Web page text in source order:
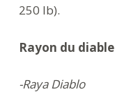
250 lb).
Rayon du diable
-Raya Diablo